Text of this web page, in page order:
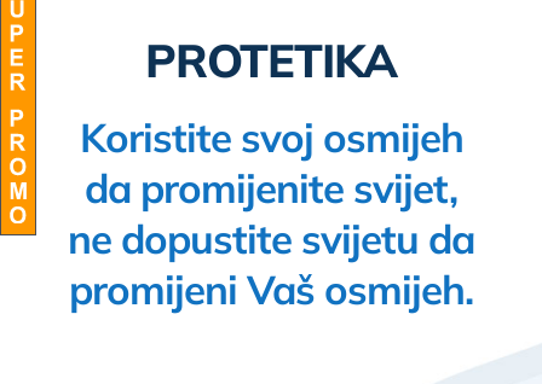
PROTETIKA
Koristite svoj osmijeh
da promijenite svijet,
ne dopustite svijetu da
promijeni Vaš osmijeh.